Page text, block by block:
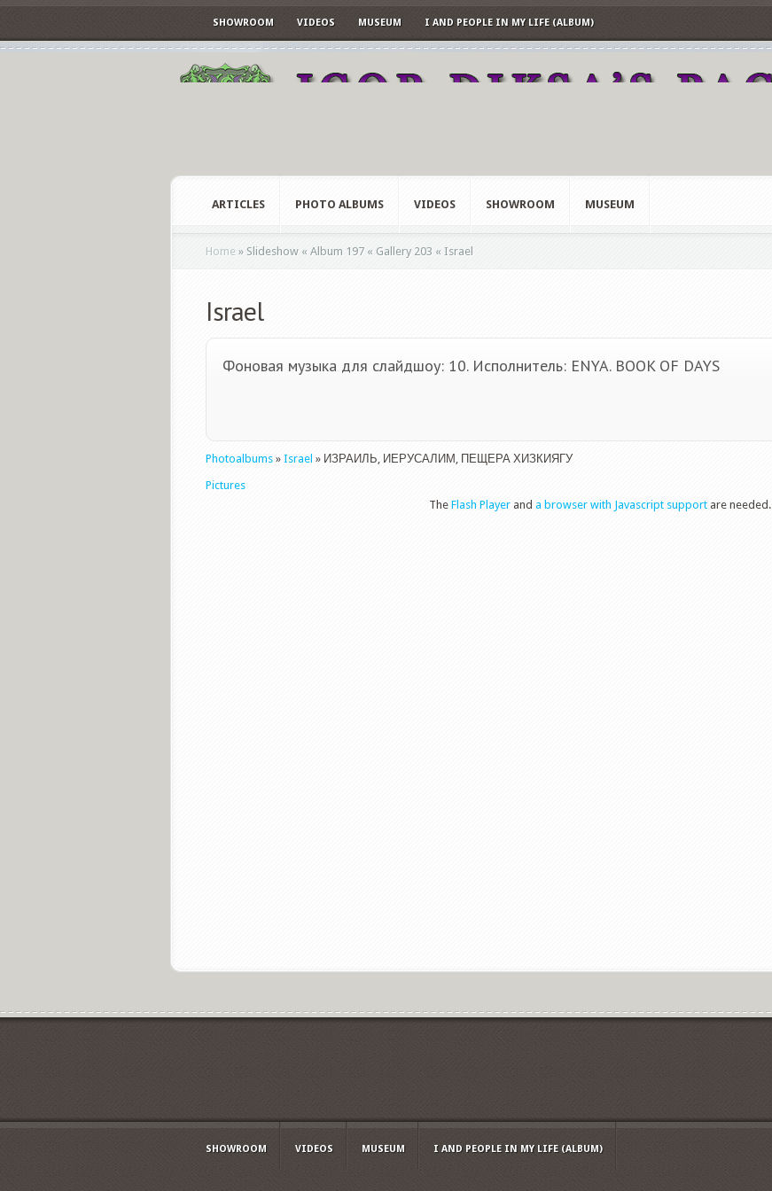
SHOWROOM VIDEOS MUSEUM I AND PEOPLE IN MY LIFE (ALBUM)
ARTICLES PHOTO ALBUMS VIDEOS SHOWROOM MUSEUM
Home » Slideshow « Album 197 « Gallery 203 « Israel
Israel
Фоновая музыка для слайдшоу: 10. Исполнитель: ENYA. BOOK OF DAYS
Photoalbums » Israel » ИЗРАИЛЬ, ИЕРУСАЛИМ, ПЕЩЕРА ХИЗКИЯГУ
Pictures
The Flash Player and a browser with Javascript support are needed.
SHOWROOM VIDEOS MUSEUM I AND PEOPLE IN MY LIFE (ALBUM)